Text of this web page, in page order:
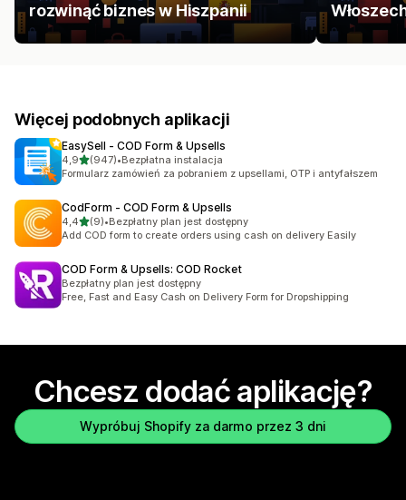
rozwinąć biznes w Hiszpanii
Więcej podobnych aplikacji
EasySell ‑ COD Form & Upsells
4,9na 5 gwiazdek
(947)
Łączna liczba recenzji: 947
•Bezpłatna instalacja
Formularz zamówień za pobraniem z upsellami, OTP i antyfałszem
CodForm ‑ COD Form & Upsells
4,4na 5 gwiazdek
(9)
Łączna liczba recenzji: 9
•Bezpłatny plan jest dostępny
Add COD form to create orders using cash on delivery Easily
COD Form & Upsells: COD Rocket
Bezpłatny plan jest dostępny
Free, Fast and Easy Cash on Delivery Form for Dropshipping
Chcesz dodać aplikację?
Wypróbuj Shopify za darmo przez 3 dni